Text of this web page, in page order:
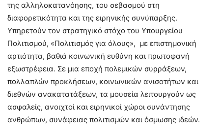
της αλληλοκατανόησης, του σεβασμού στη
διαφορετικότητα και της ειρηνικής συνύπαρξης.
Υπηρετούν τον στρατηγικό στόχο του Υπουργείου
Πολιτισμού, «Πολιτισμός για όλους», με επιστημονική
αρτιότητα, βαθιά κοινωνική ευθύνη και πρωτοφανή
εξωστρέφεια. Σε μια εποχή πολεμικών συρράξεων,
πολλαπλών προκλήσεων, κοινωνικών ανισοτήτων και
διεθνών ανακατατάξεων, τα μουσεία λειτουργούν ως
ασφαλείς, ανοιχτοί και ειρηνικοί χώροι συνάντησης
ανθρώπων, συνάφειας πολιτισμών και όσμωσης ιδεών.